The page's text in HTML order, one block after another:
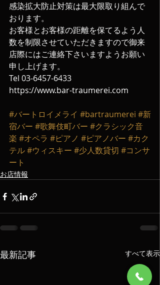
‪‪感染拡大防止対策は最大限取り組んで
おります。
お客様とお客様の距離を保てるよう人
数を制限させていただきますので‬‪御来
店際にはご連絡下さいますようお願い
申し上げます‬。
‪Tel 03-6457-6433‬
https://www.bar-traumerei.com
#バートロイメライ #bartraumerei #新
宿バー #歌舞伎町バー #クラシック音
楽 #オペラ #ピアノ #ピアノバー #カク
テル#ウィスキー #少人数貸切 #コンサ
ート
お店情報
最新記事 すべて表示